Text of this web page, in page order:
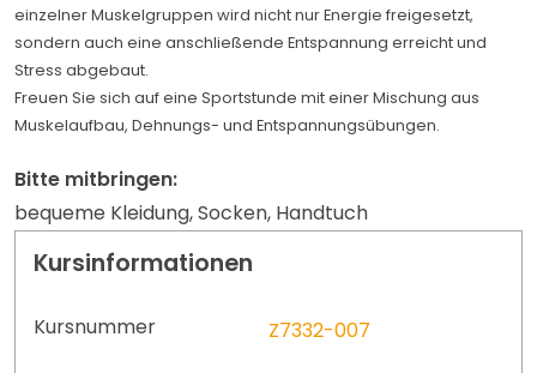
einzelner Muskelgruppen wird nicht nur Energie freigesetzt,
sondern auch eine anschließende Entspannung erreicht und
Stress abgebaut.
Freuen Sie sich auf eine Sportstunde mit einer Mischung aus
Muskelaufbau, Dehnungs- und Entspannungsübungen.
Bitte mitbringen:
bequeme Kleidung, Socken, Handtuch
Kursinformationen
Kursnummer Z7332-007